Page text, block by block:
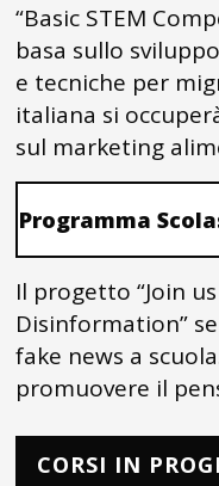
“Basic STEM
basa sullo
e tecniche per
italiana si
sul marketing
Programma
Il progetto “Join
Disinformation”
fake news a
promuovere il
CORSI IN